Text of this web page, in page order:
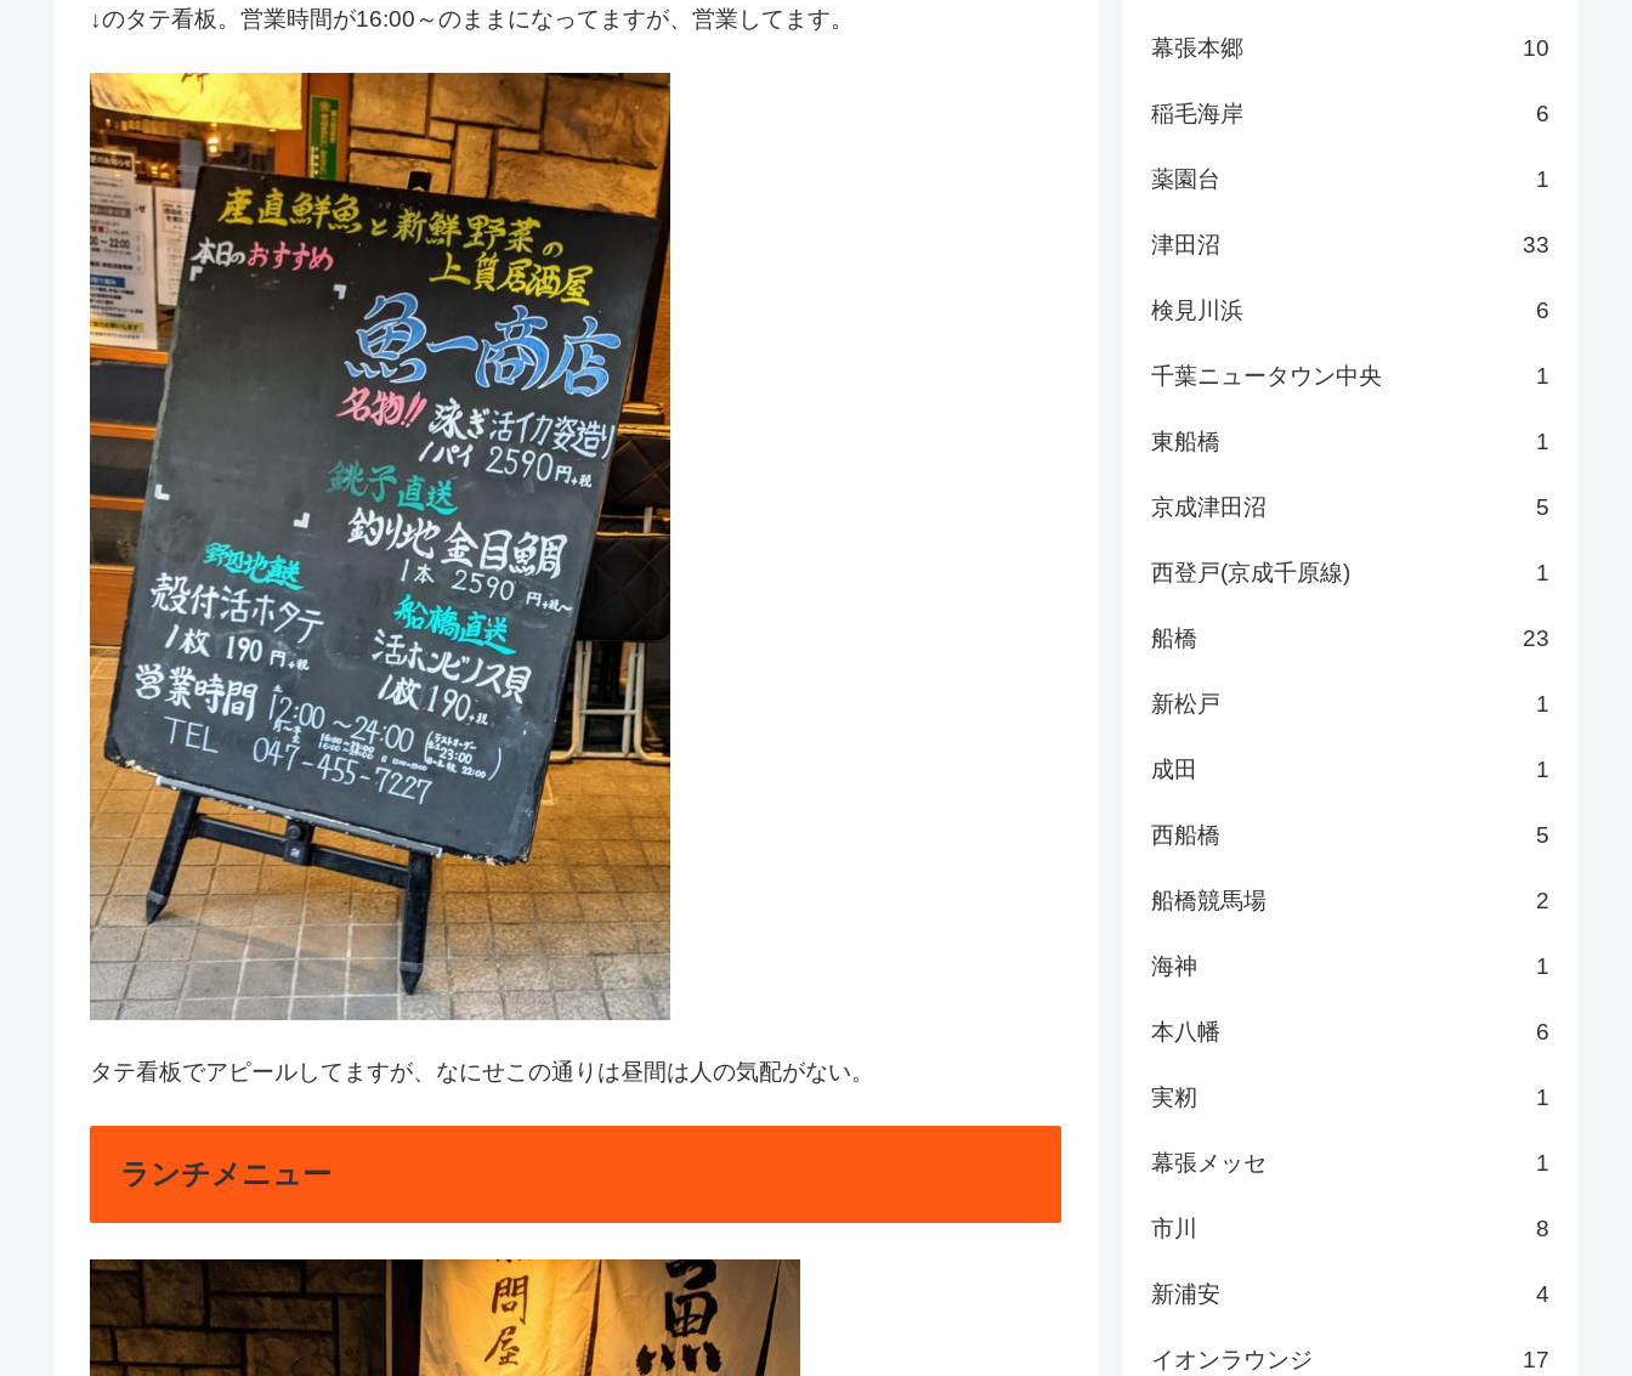
↓のタテ看板。営業時間が16:00～のままになってますが、営業してます。
タテ看板でアピールしてますが、なにせこの通りは昼間は人の気配がない。
ランチメニュー
幕張本郷 10
稲毛海岸 6
薬園台 1
津田沼 33
検見川浜 6
千葉ニュータウン中央 1
東船橋 1
京成津田沼 5
西登戸(京成千原線) 1
船橋 23
新松戸 1
成田 1
西船橋 5
船橋競馬場 2
海神 1
本八幡 6
実籾 1
幕張メッセ 1
市川 8
新浦安 4
イオンラウンジ 17